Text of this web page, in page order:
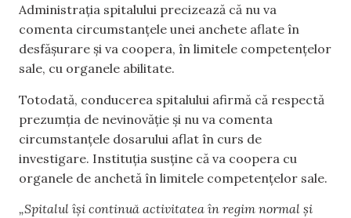
Administrația spitalului precizează că nu va
comenta circumstanțele unei anchete aflate în
desfășurare și va coopera, în limitele competențelor
sale, cu organele abilitate.
Totodată, conducerea spitalului afirmă că respectă
prezumția de nevinovăție și nu va comenta
circumstanțele dosarului aflat în curs de
investigare. Instituția susține că va coopera cu
organele de anchetă în limitele competențelor sale.
„Spitalul își continuă activitatea în regim normal și